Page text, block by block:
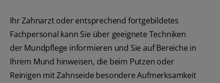
Ihr Zahnarzt oder entsprechend fortgebildetes
Fachpersonal kann Sie über geeignete Techniken
der Mundpflege informieren und Sie auf Bereiche in
Ihrem Mund hinweisen, die beim Putzen oder
Reinigen mit Zahnseide besondere Aufmerksamkeit